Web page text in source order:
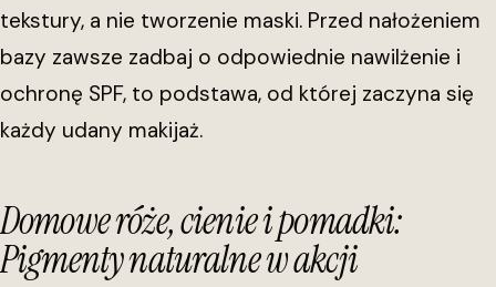
tekstury, a nie tworzenie maski. Przed nałożeniem
bazy zawsze zadbaj o odpowiednie nawilżenie i
ochronę SPF, to podstawa, od której zaczyna się
każdy udany makijaż.
Domowe róże, cienie i pomadki:
Pigmenty naturalne w akcji